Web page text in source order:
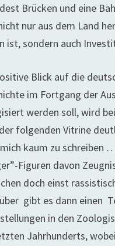
Brücken und eine
nur aus dem Land
ist, sondern auch
Blick auf die
im Fortgang der
werden soll, wird
folgenden Vitrine
kaum zu schreiben
Figuren davon
doch einst
gibt es dann einen
in den
Jahrhunderts,